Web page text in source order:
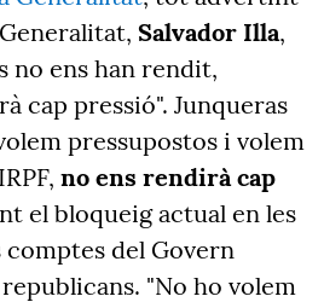
Salvador Illa,
no ens han rendit,
cap pressió". Junqueras
pressupostos i volem
no ens rendirà cap
el bloqueig actual en les
del Govern
"No ho volem